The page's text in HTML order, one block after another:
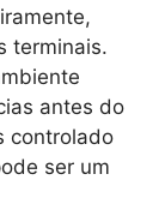
terminais.
antes do
controlado
ser um